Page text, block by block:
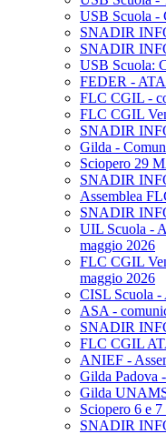
USB Scuola -
SNADIR
SNADIR
USB Scuola:
FEDER -
FLC CGIL -
FLC CGIL
SNADIR
Gilda -
Sciopero 29
SNADIR
Assemblea
SNADIR
UIL Scuola -
maggio 2026
FLC CGIL
maggio 2026
CISL Scuola -
ASA -
SNADIR
FLC CGIL
ANIEF -
Gilda Padova
Gilda
Sciopero 6 e
SNADIR